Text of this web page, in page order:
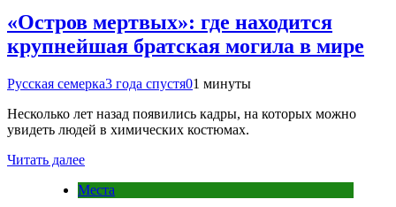
«Остров мертвых»: где находится
крупнейшая братская могила в мире
Русская семерка3 года спустя01 минуты
Несколько лет назад появились кадры, на которых можно
увидеть людей в химических костюмах.
Читать далее
Места